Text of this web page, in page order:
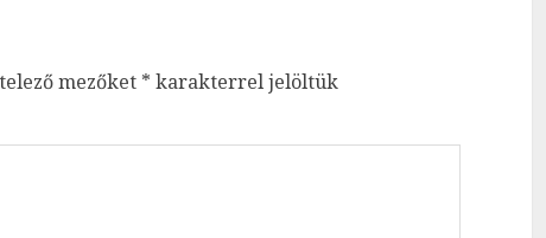
mezőket * karakterrel jelöltük